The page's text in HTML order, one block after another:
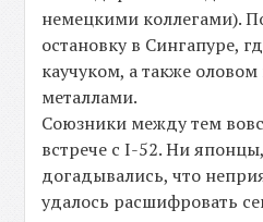
немецкими коллегами).
остановку в Сингапуре,
каучуком, а также
металлами.
Союзники между тем
встрече с I-52. Ни
догадывались, что
удалось расшифровать